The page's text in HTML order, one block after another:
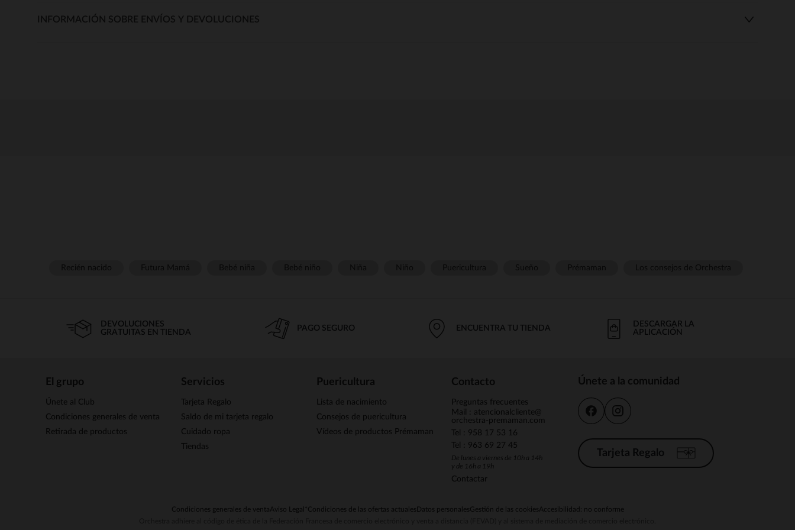
INFORMACIÓN SOBRE ENVÍOS Y DEVOLUCIONES
DEVOLUCIONES
GRATUITAS EN TIENDA
PAGO SEGURO ENCUENTRA TU TIENDA
DESCARGAR LA
APLICACIÓN
El grupo
Únete al Club
Condiciones generales de venta
Retirada de productos
Servicios
Tarjeta Regalo
Saldo de mi tarjeta regalo
Cuidado ropa
Tiendas
Puericultura
Lista de nacimiento
Consejos de puericultura
Vídeos de productos Prémaman
Contacto
Preguntas frecuentes
Mail : atencionalcliente@
orchestra-premaman.com
Tel : 958 17 53 16
Tel : 963 69 27 45
De lunes a viernes de 10h a 14h
y de 16h a 19h
Contactar
Únete a la comunidad
Tarjeta Regalo
Condiciones generales de ventaAviso Legal *Condiciones de las ofertas actuales Datos personalesGestión de las cookiesAccesibilidad: no conforme